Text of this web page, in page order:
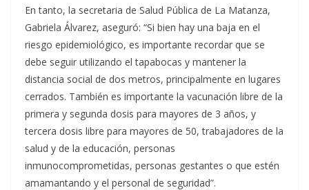
En tanto, la secretaria de Salud Pública de La Matanza,
Gabriela Álvarez, aseguró: “Si bien hay una baja en el
riesgo epidemiológico, es importante recordar que se
debe seguir utilizando el tapabocas y mantener la
distancia social de dos metros, principalmente en lugares
cerrados. También es importante la vacunación libre de la
primera y segunda dosis para mayores de 3 años, y
tercera dosis libre para mayores de 50, trabajadores de la
salud y de la educación, personas
inmunocomprometidas, personas gestantes o que estén
amamantando y el personal de seguridad”.